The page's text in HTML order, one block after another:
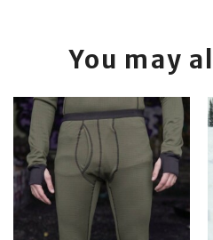
You may